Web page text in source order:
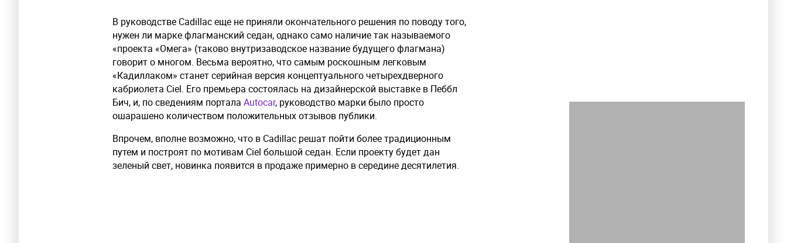
В руководстве Cadillac еще не приняли окончательного решения по поводу того,
нужен ли марке флагманский седан, однако само наличие так называемого
«проекта «Омега» (таково внутризаводское название будущего флагмана)
говорит о многом. Весьма вероятно, что самым роскошным легковым
«Кадиллаком» станет серийная версия концептуального четырехдверного
кабриолета Ciel. Его премьера состоялась на дизайнерской выставке в Пеббл
Бич, и, по сведениям портала Autocar, руководство марки было просто
ошарашено количеством положительных отзывов публики.
Впрочем, вполне возможно, что в Cadillac решат пойти более традиционным
путем и построят по мотивам Ciel большой седан. Если проекту будет дан
зеленый свет, новинка появится в продаже примерно в середине десятилетия.